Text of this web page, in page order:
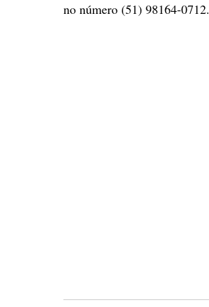
no número (51) 98164-0712.